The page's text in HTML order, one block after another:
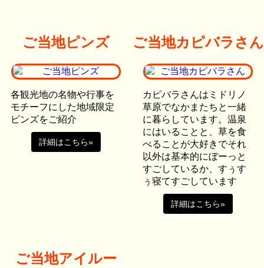
ご当地ピンズ
各観光地の名物や行事を
モチーフにした地域限定
ピンズをご紹介
詳細はこちら»
ご当地カピバラさん
カピバラさんはミドリノ
草原でなかまたちと一緒
に暮らしています。温泉
にはいることと、草を食
べることが大好きでそれ
以外は基本的にぼーっと
すごしているか、すぅす
ぅ寝てすごしています
詳細はこちら»
ご当地アイルー